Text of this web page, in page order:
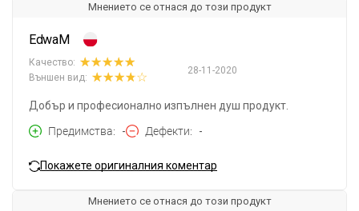
Мнението се отнася до този продукт
EdwaM
28-11-2020
Качество:
Външен вид:
Добър и професионално изпълнен душ продукт.
Предимства
- Дефекти -
Покажете оригиналния коментар
Мнението се отнася до този продукт